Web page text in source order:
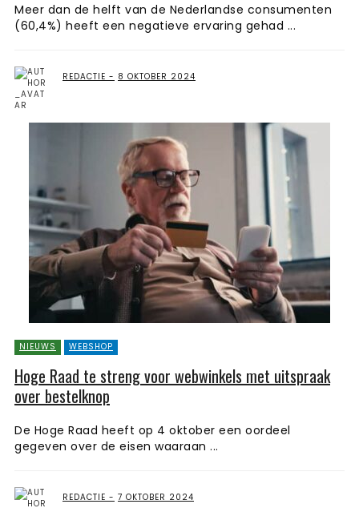
Meer dan de helft van de Nederlandse consumenten
(60,4%) heeft een negatieve ervaring gehad ...
REDACTIE 8 OKTOBER 2024
NIEUWS WEBSHOP
Hoge Raad te streng voor webwinkels met uitspraak
over bestelknop
De Hoge Raad heeft op 4 oktober een oordeel
gegeven over de eisen waaraan ...
REDACTIE 7 OKTOBER 2024